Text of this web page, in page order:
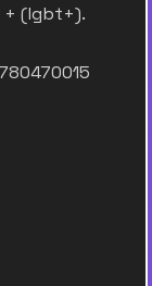
+ (lgbt+).